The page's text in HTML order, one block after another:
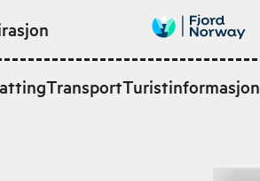
TransportTuristinformasjon